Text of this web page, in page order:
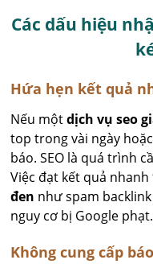
Các dấu hiệu
Hứa hẹn kết quả
Nếu mộtdịch vụ seo
top trong vài ngày
báo. SEO là quá trình
Việc đạt kết quả
đen như spam
nguy cơ bị Google phạt.
Không cung cấp